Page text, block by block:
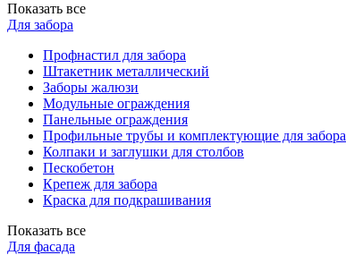
Показать все
Для забора
Профнастил для забора
Штакетник металлический
Заборы жалюзи
Модульные ограждения
Панельные ограждения
Профильные трубы и комплектующие для забора
Колпаки и заглушки для столбов
Пескобетон
Крепеж для забора
Краска для подкрашивания
Показать все
Для фасада